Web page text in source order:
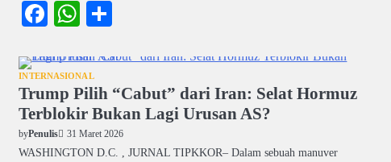
Facebook
WhatsApp
INTERNASIONAL
Trump Pilih “Cabut” dari Iran: Selat Hormuz
Terblokir Bukan Lagi Urusan AS?
byPenulis 31 Maret 2026
WASHINGTON D.C. , JURNAL TIPKKOR– Dalam sebuah manuver